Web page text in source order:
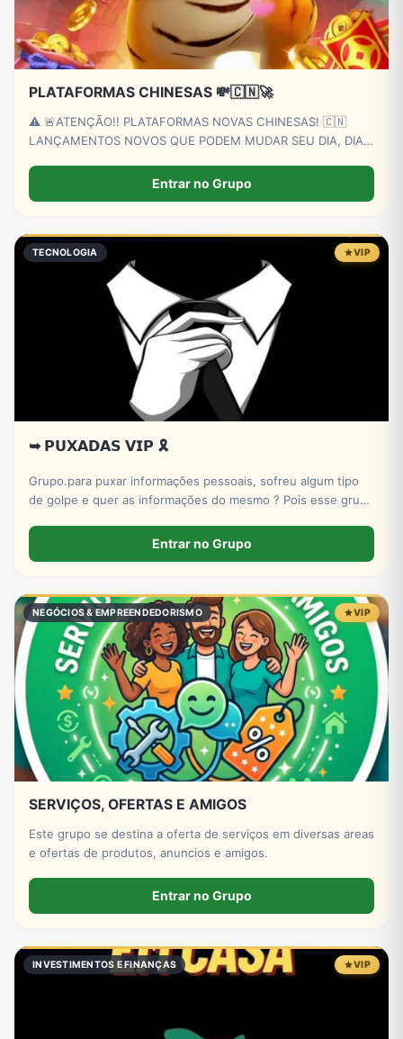
PLATAFORMAS CHINESAS 💸🇨🇳🚀
⚠️ 🚨ATENÇÃO!! PLATAFORMAS NOVAS CHINESAS! 🇨🇳
LANÇAMENTOS NOVOS QUE PODEM MUDAR SEU DIA, DIA!
PLATAFORMAS LANÇADAS NESTE PERFIL 💸💸
Entrar no Grupo
TECNOLOGIA VIP
➥ 𝗣𝗨𝗫𝗔𝗗𝗔𝗦 𝗩𝗜𝗣 🎗️
Grupo.para puxar informações pessoais, sofreu algum tipo
de golpe e quer as informações do mesmo ? Pois esse grupo
Entrar no Grupo
NEGÓCIOS & EMPREENDEDORISMO VIP
SERVIÇOS, OFERTAS E AMIGOS
Este grupo se destina a oferta de serviços em diversas areas
e ofertas de produtos, anuncios e amigos.
Entrar no Grupo
INVESTIMENTOS E FINANÇAS VIP